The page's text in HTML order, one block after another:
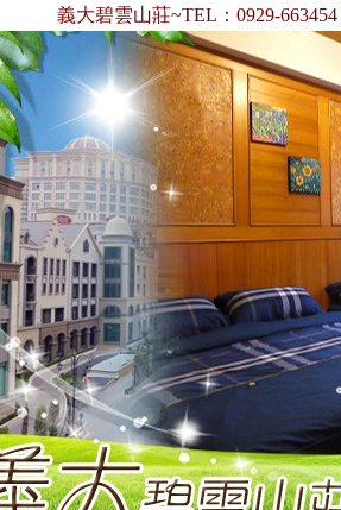
義大碧雲山莊~TEL：0929-663454